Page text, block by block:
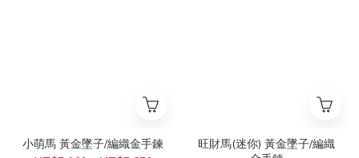
小萌馬 黃金墜子/編織金手鍊
旺財馬(迷你) 黃金墜子/編織